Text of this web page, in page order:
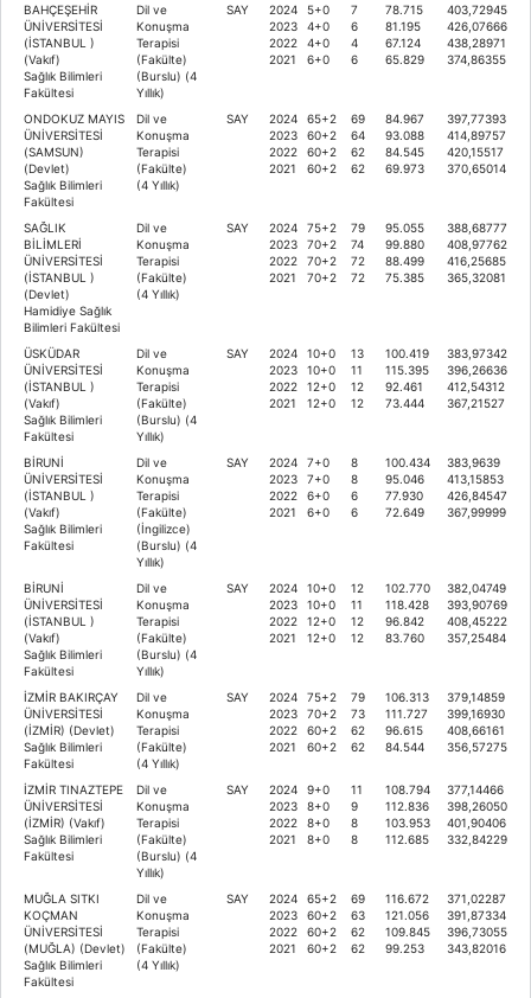
BAHÇEŞEHİR
ÜNİVERSİTESİ
(İSTANBUL )
(Vakıf)
Sağlık Bilimleri
Fakültesi
Dil ve
Konuşma
Terapisi
(Fakülte)
(Burslu) (4
Yıllık)
SAY
2024
2023
2022
2021
5+0
4+0
4+0
6+0
7
6
4
6
78.715
81.195
67.124
65.829
403,72945
426,07666
438,28971
374,86355
ONDOKUZ MAYIS
ÜNİVERSİTESİ
(SAMSUN)
(Devlet)
Sağlık Bilimleri
Fakültesi
Dil ve
Konuşma
Terapisi
(Fakülte)
(4 Yıllık)
SAY
2024
2023
2022
2021
65+2
60+2
60+2
60+2
69
64
62
62
84.967
93.088
84.545
69.973
397,77393
414,89757
420,15517
370,65014
SAĞLIK
BİLİMLERİ
ÜNİVERSİTESİ
(İSTANBUL )
(Devlet)
Hamidiye Sağlık
Bilimleri Fakültesi
Dil ve
Konuşma
Terapisi
(Fakülte)
(4 Yıllık)
SAY
2024
2023
2022
2021
75+2
70+2
70+2
70+2
79
74
72
72
95.055
99.880
88.499
75.385
388,68777
408,97762
416,25685
365,32081
ÜSKÜDAR
ÜNİVERSİTESİ
(İSTANBUL )
(Vakıf)
Sağlık Bilimleri
Fakültesi
Dil ve
Konuşma
Terapisi
(Fakülte)
(Burslu) (4
Yıllık)
SAY
2024
2023
2022
2021
10+0
10+0
12+0
12+0
13
11
12
12
100.419
115.395
92.461
73.444
383,97342
396,26636
412,54312
367,21527
BİRUNİ
ÜNİVERSİTESİ
(İSTANBUL )
(Vakıf)
Sağlık Bilimleri
Fakültesi
Dil ve
Konuşma
Terapisi
(Fakülte)
(İngilizce)
(Burslu) (4
Yıllık)
SAY
2024
2023
2022
2021
7+0
7+0
6+0
6+0
8
8
6
6
100.434
95.046
77.930
72.649
383,9639
413,15853
426,84547
367,99999
BİRUNİ
ÜNİVERSİTESİ
(İSTANBUL )
(Vakıf)
Sağlık Bilimleri
Fakültesi
Dil ve
Konuşma
Terapisi
(Fakülte)
(Burslu) (4
Yıllık)
SAY
2024
2023
2022
2021
10+0
10+0
12+0
12+0
12
11
12
12
102.770
118.428
96.842
83.760
382,04749
393,90769
408,45222
357,25484
İZMİR BAKIRÇAY
ÜNİVERSİTESİ
(İZMİR) (Devlet)
Sağlık Bilimleri
Fakültesi
Dil ve
Konuşma
Terapisi
(Fakülte)
(4 Yıllık)
SAY
2024
2023
2022
2021
75+2
70+2
60+2
60+2
79
73
62
62
106.313
111.727
96.615
84.544
379,14859
399,16930
408,66161
356,57275
İZMİR TINAZTEPE
ÜNİVERSİTESİ
(İZMİR) (Vakıf)
Sağlık Bilimleri
Fakültesi
Dil ve
Konuşma
Terapisi
(Fakülte)
(Burslu) (4
Yıllık)
SAY
2024
2023
2022
2021
9+0
8+0
8+0
8+0
11
9
8
8
108.794
112.836
103.953
112.685
377,14466
398,26050
401,90406
332,84229
MUĞLA SITKI
KOÇMAN
ÜNİVERSİTESİ
(MUĞLA) (Devlet)
Sağlık Bilimleri
Fakültesi
Dil ve
Konuşma
Terapisi
(Fakülte)
(4 Yıllık)
SAY
2024
2023
2022
2021
65+2
60+2
60+2
60+2
69
63
62
62
116.672
121.056
109.845
99.253
371,02287
391,87334
396,73055
343,82016